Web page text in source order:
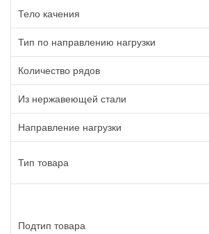
Тело качения
Тип по направлению нагрузки
Количество рядов
Из нержавеющей стали
Направление нагрузки
Тип товара
Подтип товара